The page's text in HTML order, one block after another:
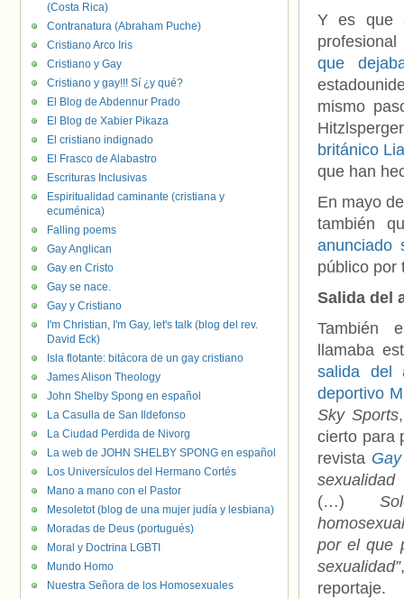
Y es que
que
mismo
británico
que han
En mayo
también
anunciado
público por
Salida del
También
llamaba
salida del
deportivo
Sky Sports
cierto para
revista
(…)
por el que
sexualidad”
reportaje.
(Costa Rica)
Contranatura (Abraham Puche)
Cristiano Arco Iris
Cristiano y Gay
Cristiano y gay!!! Sí ¿y qué?
El Blog de Abdennur Prado
El Blog de Xabier Pikaza
El cristiano indignado
El Frasco de Alabastro
Escrituras Inclusivas
Espiritualidad caminante (cristiana y
ecuménica)
Falling poems
Gay Anglican
Gay en Cristo
Gay se nace.
Gay y Cristiano
I'm Christian, I'm Gay, let's talk (blog del rev.
David Eck)
Isla flotante: bitácora de un gay cristiano
James Alison Theology
John Shelby Spong en español
La Casulla de San Ildefonso
La Ciudad Perdida de Nivorg
La web de JOHN SHELBY SPONG en español
Los Universículos del Hermano Cortés
Mano a mano con el Pastor
Mesoletot (blog de una mujer judía y lesbiana)
Moradas de Deus (portugués)
Moral y Doctrina LGBTI
Mundo Homo
Nuestra Señora de los Homosexuales